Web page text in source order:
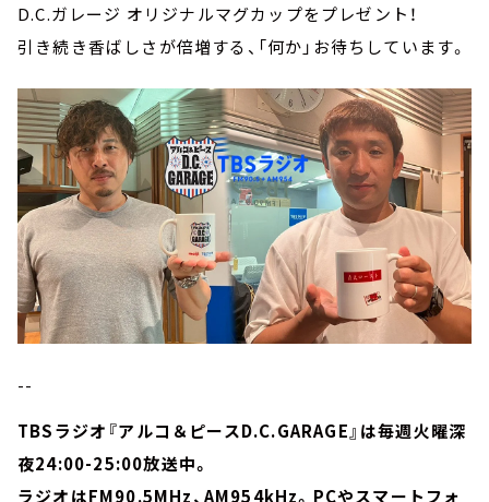
D.C.ガレージ オリジナルマグカップをプレゼント！
引き続き香ばしさが倍増する、「何か」お待ちしています。
--
TBSラジオ『アルコ＆ピースD.C.GARAGE』は毎週火曜深
夜24:00-25:00放送中。
ラジオはFM90.5MHz、AM954kHz。PCやスマートフォ